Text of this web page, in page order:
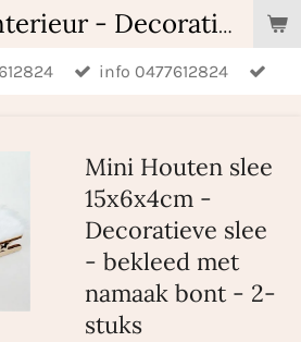
B-Home Interieur - Decoratie & Geschenken - Geurartikelen
info 0477612824
Mini Houten slee
15x6x4cm -
Decoratieve slee
- bekleed met
namaak bont - 2-
stuks